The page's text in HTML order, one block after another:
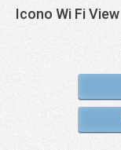
Icono Wi Fi View